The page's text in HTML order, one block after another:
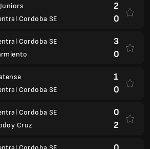
Cordoba SE
2
0
Cordoba SE
3
0
Cordoba SE
1
0
Cordoba SE
Cruz
0
2